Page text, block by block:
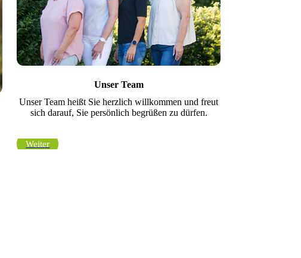
Unser Team
Unser Team heißt Sie herzlich willkommen und freut
sich darauf, Sie persönlich begrüßen zu dürfen.
Weiter